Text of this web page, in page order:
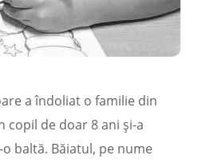
a îndoliat o familie din
copil de doar 8 ani și-a
baltă. Băiatul, pe nume